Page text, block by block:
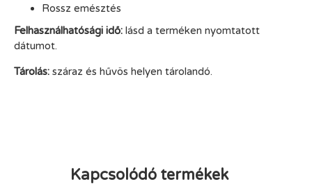
Rossz emésztés
Felhasználhatósági idő: lásd a terméken nyomtatott
dátumot.
Tárolás: száraz és hűvös helyen tárolandó.
Kapcsolódó termékek